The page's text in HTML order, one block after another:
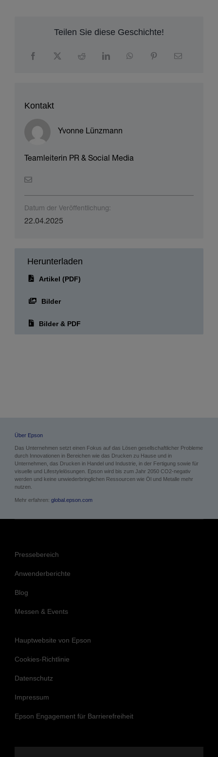
Teilen Sie diese Geschichte!
Kontakt
Yvonne Lünzmann
Teamleiterin PR & Social Media
Datum der Veröffentlichung:
22.04.2025
Herunterladen
Artikel (PDF)
Bilder
Bilder & PDF
Über Epson
Das Unternehmen setzt einen Fokus auf das Lösen gesellschaftlicher Probleme
durch Innovationen in Bereichen wie das Drucken zu Hause und in
Unternehmen, das Drucken in Handel und Industrie, in der Fertigung sowie für
visuelle und Lifestylelösungen. Epson wird bis zum Jahr 2050 CO2-negativ
werden und keine unwiederbringlichen Ressourcen wie Öl und Metalle mehr
nutzen.
Mehr erfahren: global.epson.com
Pressebereich
Anwenderberichte
Blog
Messen & Events
Hauptwebsite von Epson
Cookies-Richtlinie
Datenschutz
Impressum
Epson Engagement für Barrierefreiheit